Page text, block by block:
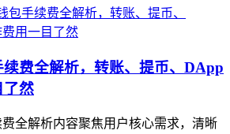
续费全解析，转账、提币、DApp
了然
全解析内容聚焦用户核心需求，清晰